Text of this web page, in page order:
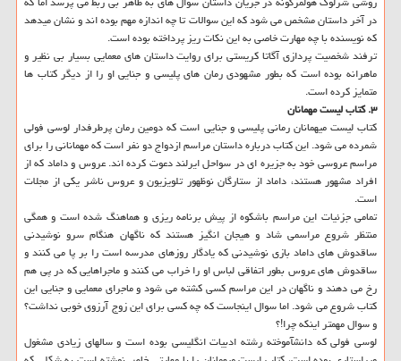
در آخر داستان مشخص می شود که این سوالات تا چه اندازه مهم بوده اند و نشان میدهد
که نویسنده با چه مهارت خاصی به این نکات ریز پرداخته بوده است.
ترفند شخصیت پردازی آگاتا کریستی برای روایت داستان های معمایی بسیار بی نظیر و
ماهرانه بوده است که بطور مشهودی رمان های پلیسی و جنایی او را از دیگر کتاب ها
متمایز کرده است.
۳. کتاب لیست مهمانان
کتاب لیست میهمانان رمانی پلیسی و جنایی است که دومین رمان پرطرفدار لوسی فولی
شمرده می شود. این کتاب درباره داستان مراسم ازدواج دو نفر است که مهمانانی را برای
مراسم عروسی خود به جزیره ای در سواحل ایرلند دعوت کرده اند. عروس و داماد که از
افراد مشهور هستند، داماد از ستارگان نوظهور تلویزیون و عروس ناشر یکی از مجلات
است.
تمامی جزئیات این مراسم باشکوه از پیش برنامه ریزی و هماهنگ شده است و همگی
منتظر شروع مراسمی شاد و هیجان انگیز هستند که ناگهان هنگام سرو نوشیدنی
ساقدوش های داماد بازی نوشیدنی که یادگار روزهای مدرسه است را بر پا می کنند و
ساقدوش های عروس بطور اتفاقی لباس او را خراب می کنند و ماجراهایی که در پی هم
رخ می دهند و ناگهان در این مراسم کسی کشته می شود و ماجرای معمایی و جنایی این
کتاب شروع می شود. اما سوال اینجاست که چه کسی برای این زوج آرزوی خوبی نداشت؟
و سوال مهمتر اینکه چرا!؟
لوسی فولی که دانشآموخته رشته ادبیات انگلیسی بوده است و سالهای زیادی مشغول